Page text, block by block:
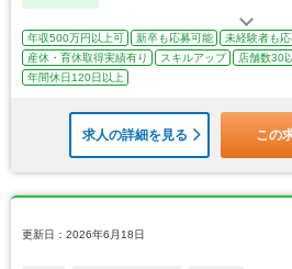
年収500万円以上可 新卒も応募可能 未経験者も
産休・育休取得実績有り
スキルアップ 店舗数30
年間休日120日以上
求人の詳細を見る この
更新日：2026年6月18日